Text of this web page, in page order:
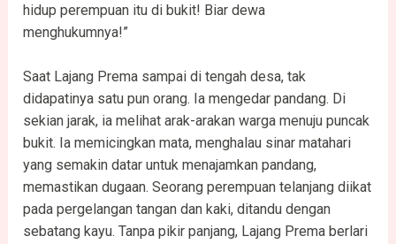
hidup perempuan itu di bukit! Biar dewa
menghukumnya!”
Saat Lajang Prema sampai di tengah desa, tak
didapatinya satu pun orang. Ia mengedar pandang. Di
sekian jarak, ia melihat arak-arakan warga menuju puncak
bukit. Ia memicingkan mata, menghalau sinar matahari
yang semakin datar untuk menajamkan pandang,
memastikan dugaan. Seorang perempuan telanjang diikat
pada pergelangan tangan dan kaki, ditandu dengan
sebatang kayu. Tanpa pikir panjang, Lajang Prema berlari